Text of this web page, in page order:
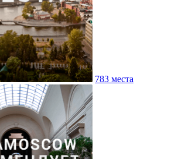
783 места